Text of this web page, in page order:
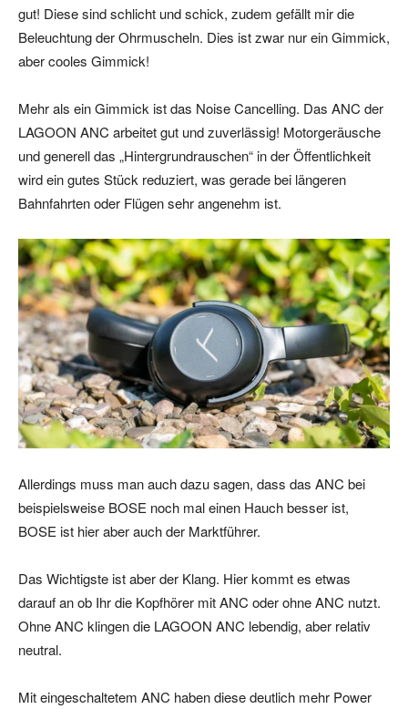
gut! Diese sind schlicht und schick, zudem gefällt mir die
Beleuchtung der Ohrmuscheln. Dies ist zwar nur ein Gimmick,
aber cooles Gimmick!
Mehr als ein Gimmick ist das Noise Cancelling. Das ANC der
LAGOON ANC arbeitet gut und zuverlässig! Motorgeräusche
und generell das „Hintergrundrauschen“ in der Öffentlichkeit
wird ein gutes Stück reduziert, was gerade bei längeren
Bahnfahrten oder Flügen sehr angenehm ist.
Allerdings muss man auch dazu sagen, dass das ANC bei
beispielsweise BOSE noch mal einen Hauch besser ist,
BOSE ist hier aber auch der Marktführer.
Das Wichtigste ist aber der Klang. Hier kommt es etwas
darauf an ob Ihr die Kopfhörer mit ANC oder ohne ANC nutzt.
Ohne ANC klingen die LAGOON ANC lebendig, aber relativ
neutral.
Mit eingeschaltetem ANC haben diese deutlich mehr Power